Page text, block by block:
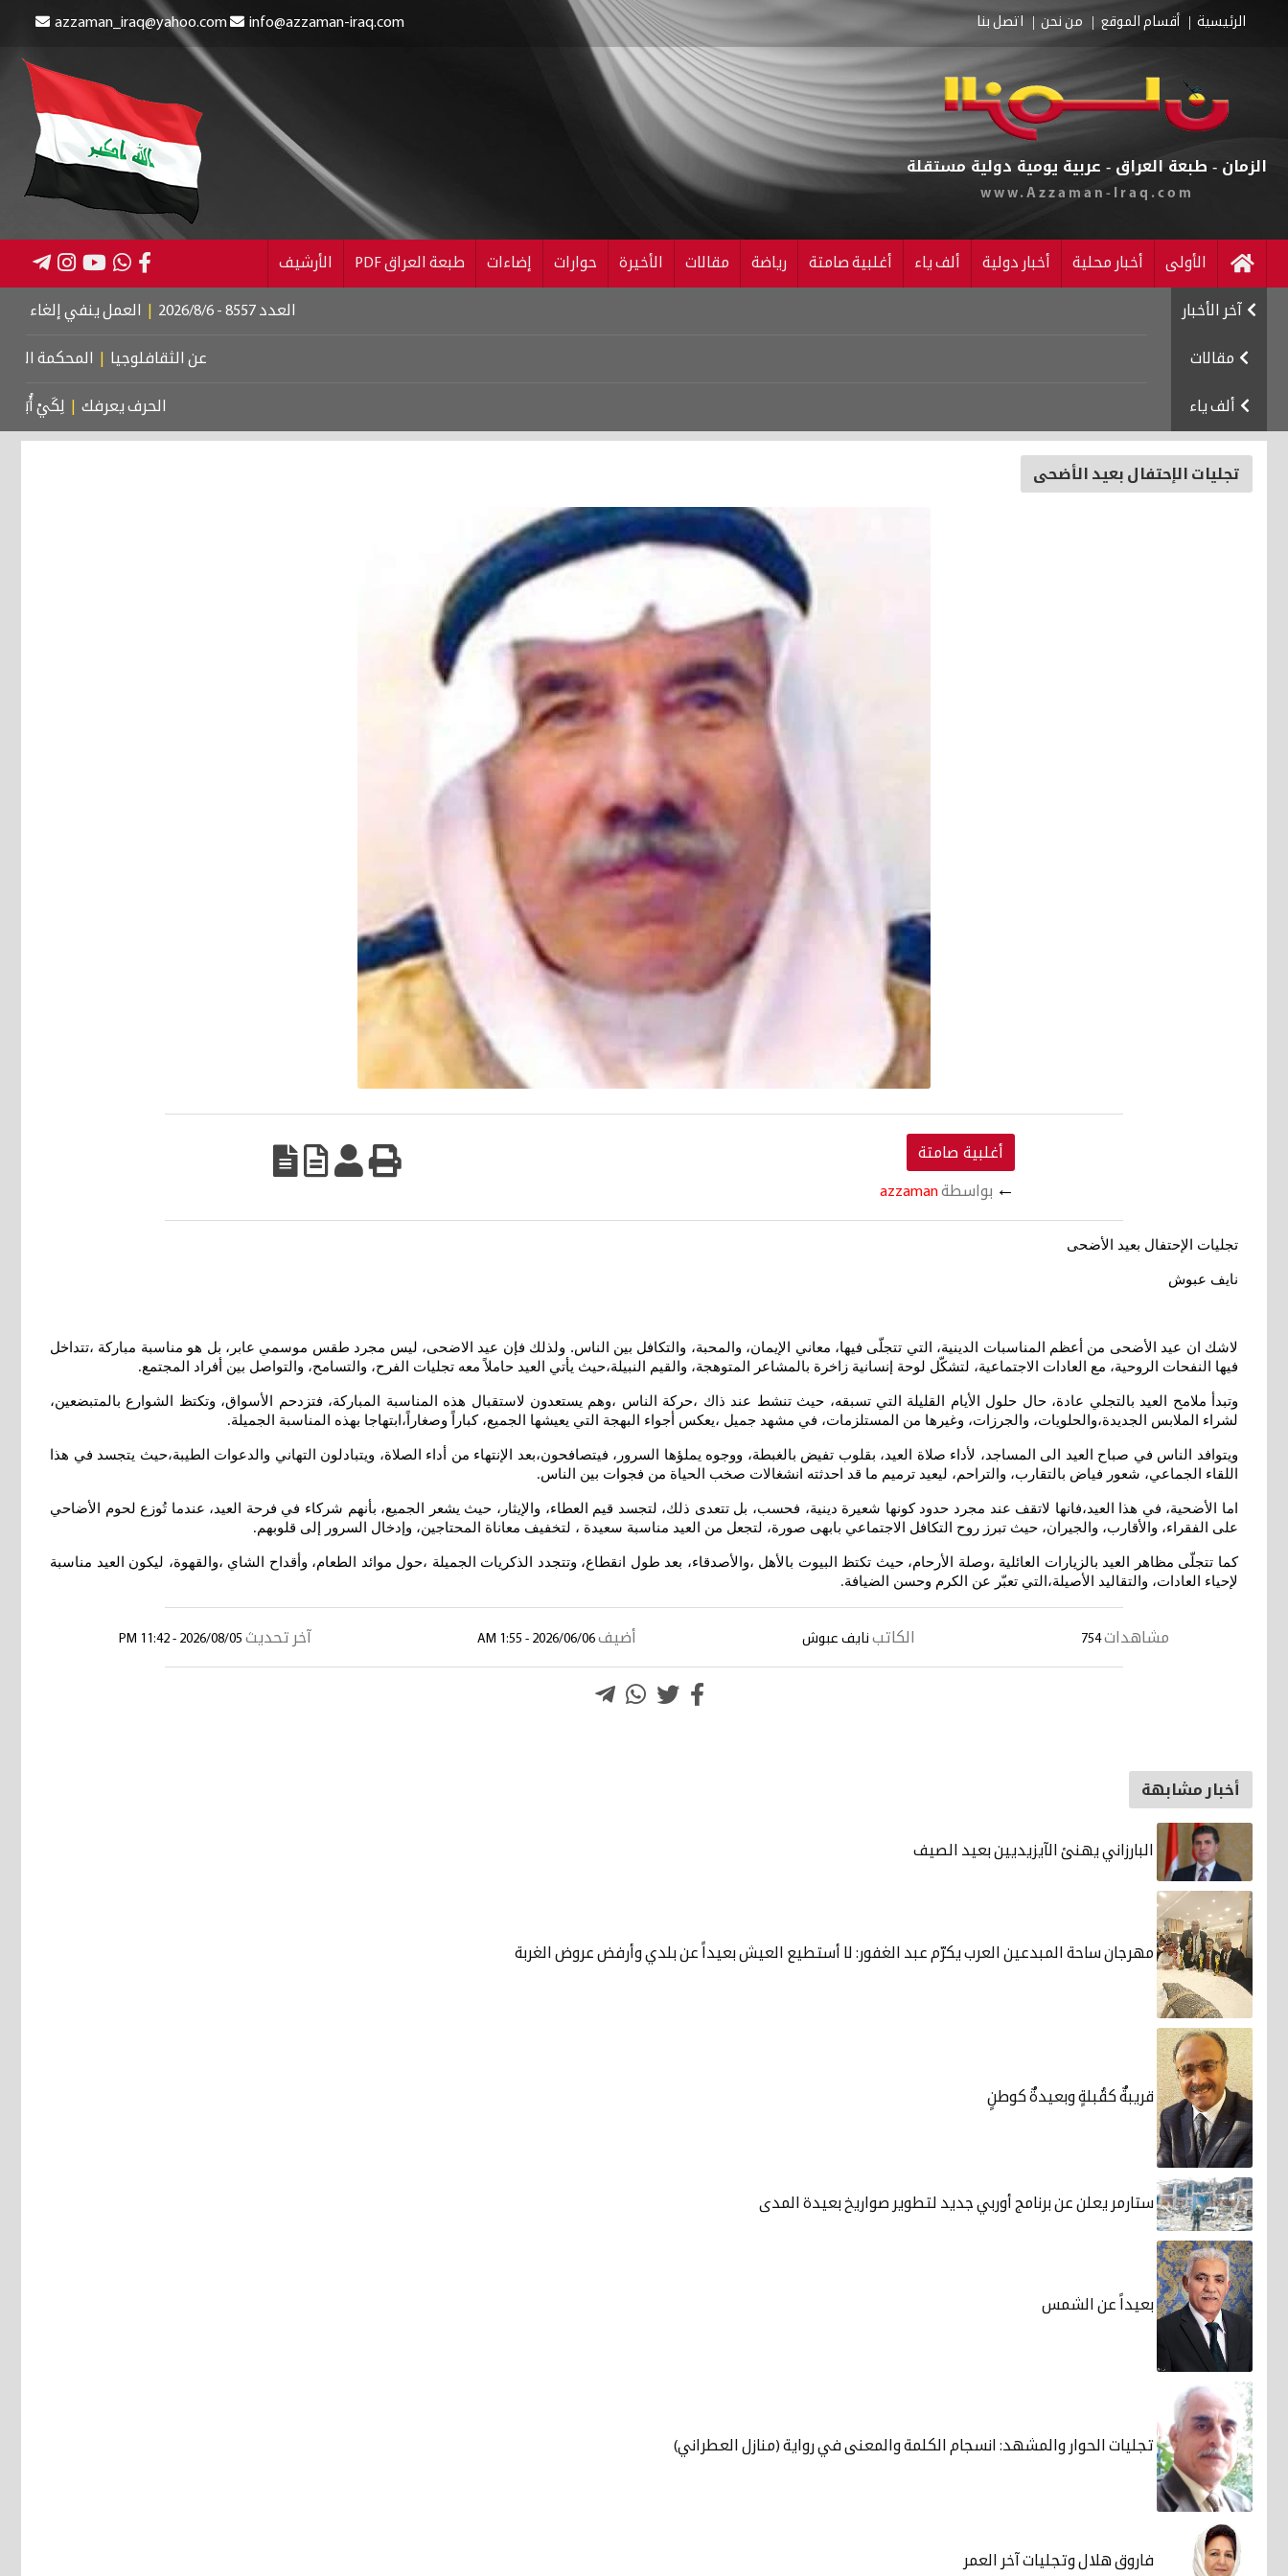
الرئيسية أقسام الموقع من نحن اتصل بنا azzaman_iraq@yahoo.com info@azzaman-iraq.com
الزمان - طبعة العراق - عربية يومية دولية مستقلة
www.Azzaman-Iraq.com
الأولى أخبار محلية أخبار دولية ألف ياء أغلبية صامتة رياضة مقالات الأخيرة حوارات إضاءات طبعة العراق PDF الأرشيف
آخر الأخبار | العمل ينفي إلغاء الإعانة عن
مقالات عن الثقافلوجيا | المحكمة الجنائية
ألف ياء الحرف يعرفك | لِكَيْ أُبَالِغَ فِي
تجليات الإحتفال بعيد الأضحى
أغلبية صامتة
← بواسطةazzaman
تجليات الإحتفال بعيد الأضحى
نايف عبوش
لاشك ان عيد الأضحى من أعظم المناسبات الدينية، التي تتجلّى فيها، معاني الإيمان، والمحبة، والتكافل بين الناس. ولذلك فإن عيد الاضحى، ليس مجرد طقس موسمي عابر، بل هو مناسبة مباركة ،تتداخل
فيها النفحات الروحية، مع العادات الاجتماعية، لتشكّل لوحة إنسانية زاخرة بالمشاعر المتوهجة، والقيم النبيلة،حيث يأتي العيد حاملاً معه تجليات الفرح، والتسامح، والتواصل بين أفراد المجتمع.
وتبدأ ملامح العيد بالتجلي عادة، حال حلول الأيام القليلة التي تسبقه، حيث تنشط عند ذاك ،حركة الناس ،وهم يستعدون لاستقبال هذه المناسبة المباركة، فتزدحم الأسواق، وتكتظ الشوارع بالمتبضعين،
لشراء الملابس الجديدة،والحلويات، والجرزات، وغيرها من المستلزمات، في مشهد جميل ،يعكس أجواء البهجة التي يعيشها الجميع، كباراً وصغاراً،ابتهاجا بهذه المناسبة الجميلة.
ويتوافد الناس في صباح العيد الى المساجد، لأداء صلاة العيد، بقلوب تفيض بالغبطة، ووجوه يملؤها السرور، فيتصافحون،بعد الإنتهاء من أداء الصلاة، ويتبادلون التهاني والدعوات الطيبة،حيث يتجسد في هذا
اللقاء الجماعي، شعور فياض بالتقارب، والتراحم، ليعيد ترميم ما قد احدثته انشغالات صخب الحياة من فجوات بين الناس.
اما الأضحية، في هذا العيد،فانها لاتقف عند مجرد حدود كونها شعيرة دينية، فحسب، بل تتعدى ذلك، لتجسد قيم العطاء، والإيثار، حيث يشعر الجميع، بأنهم شركاء في فرحة العيد، عندما تُوزع لحوم الأضاحي
على الفقراء، والأقارب، والجيران، حيث تبرز روح التكافل الاجتماعي بابهى صورة، لتجعل من العيد مناسبة سعيدة ، لتخفيف معاناة المحتاجين، وإدخال السرور إلى قلوبهم .
كما تتجلّى مظاهر العيد بالزيارات العائلية ،وصلة الأرحام، حيث تكتظ البيوت بالأهل ،والأصدقاء، بعد طول انقطاع، وتتجدد الذكريات الجميلة ،حول موائد الطعام، وأقداح الشاي ،والقهوة، ليكون العيد مناسبة
لإحياء العادات، والتقاليد الأصيلة،التي تعبّر عن الكرم وحسن الضيافة.
مشاهدات 754 الكاتب نايف عبوش أضيف 2026/06/06 - 1:55 AM آخر تحديث 2026/08/05 - 11:42 PM
أخبار مشابهة
البارزاني يهنئ الآيزيديين بعيد الصيف
مهرجان ساحة المبدعين العرب يكرّم عبد الغفور: لا أستطيع العيش بعيداً عن بلدي وأرفض عروض الغربة
قريبةٌ كقُبلةٍ وبعيدةٌ كوطنٍ
ستارمر يعلن عن برنامج أوربي جديد لتطوير صواريخ بعيدة المدى
بعيداً عن الشمس
تجليات الحوار والمشهد: انسجام الكلمة والمعنى في رواية (منازل العطراني)
فاروق هلال وتجليات آخر العمر